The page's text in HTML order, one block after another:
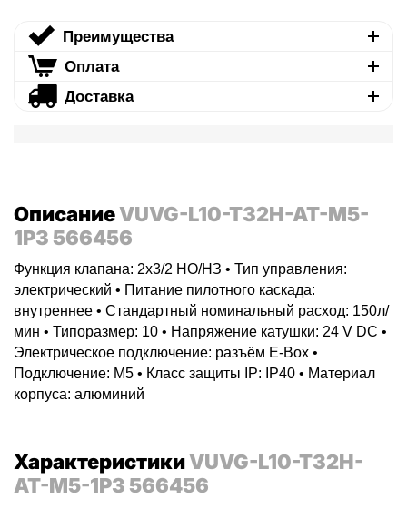
Преимущества
Оплата
Доставка
ОписаниеVUVG-L10-T32H-AT-M5-
1P3 566456
Функция клапана: 2x3/2 НO/НЗ • Тип управления:
электрический • Питание пилотного каскада:
внутреннее • Стандартный номинальный расход: 150л/
мин • Типоразмер: 10 • Напряжение катушки: 24 V DC •
Электрическое подключение: разъём E-Box •
Подключение: M5 • Класс защиты IP: IP40 • Материал
корпуса: алюминий
ХарактеристикиVUVG-L10-T32H-
AT-M5-1P3 566456